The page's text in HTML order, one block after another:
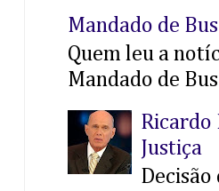
Mandado de
Quem leu a
Mandado de
Ricardo
Justiça
Decisão